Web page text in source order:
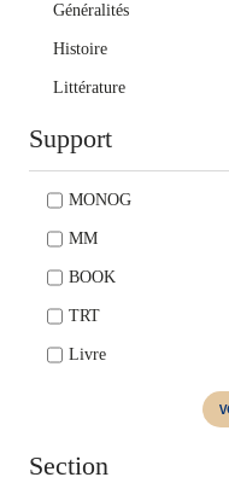
Généralités
Histoire
Littérature
Support
MONOG
MM
BOOK
TRT
Livre
Section